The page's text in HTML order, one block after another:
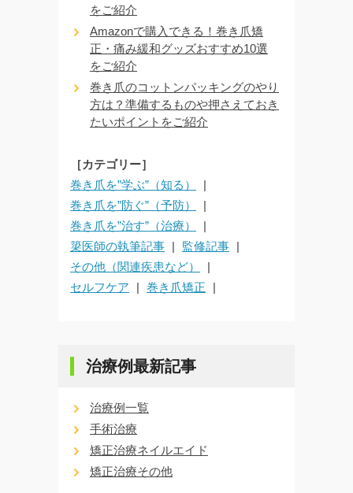
をご紹介
Amazonで購入できる！巻き爪矯
正・痛み緩和グッズおすすめ10選
をご紹介
巻き爪のコットンパッキングのやり
方は？準備するものや押さえておき
たいポイントをご紹介
［カテゴリー］
巻き爪を”学ぶ”（知る）
巻き爪を”防ぐ”（予防）
巻き爪を”治す”（治療）
簗医師の執筆記事
監修記事
その他（関連疾患など）
セルフケア
巻き爪矯正
治療例最新記事
治療例一覧
手術治療
矯正治療ネイルエイド
矯正治療その他